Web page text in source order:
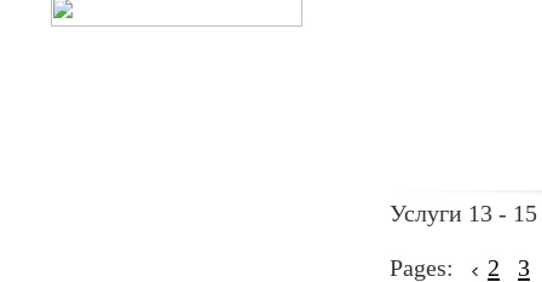
Услуги 13 -
Pages: 2 3